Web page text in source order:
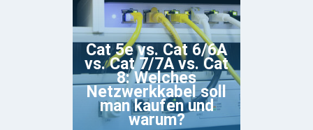
Cat 5e vs. Cat 6/6A
vs. Cat 7/7A vs. Cat
8: Welches
Netzwerkkabel soll
man kaufen und
warum?